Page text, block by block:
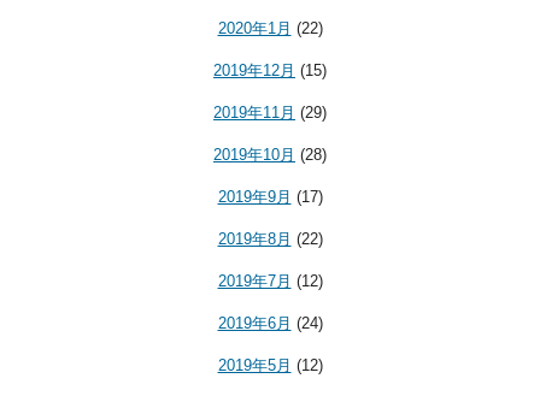
2020年1月 (22)
2019年12月 (15)
2019年11月 (29)
2019年10月 (28)
2019年9月 (17)
2019年8月 (22)
2019年7月 (12)
2019年6月 (24)
2019年5月 (12)